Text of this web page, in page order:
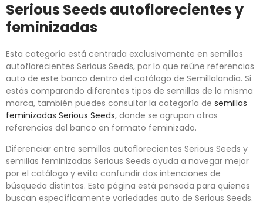
Serious Seeds autoflorecientes y
feminizadas
Esta categoría está centrada exclusivamente en semillas
autoflorecientes Serious Seeds, por lo que reúne referencias
auto de este banco dentro del catálogo de Semillalandia. Si
estás comparando diferentes tipos de semillas de la misma
marca, también puedes consultar la categoría de semillas
feminizadas Serious Seeds, donde se agrupan otras
referencias del banco en formato feminizado.
Diferenciar entre semillas autoflorecientes Serious Seeds y
semillas feminizadas Serious Seeds ayuda a navegar mejor
por el catálogo y evita confundir dos intenciones de
búsqueda distintas. Esta página está pensada para quienes
buscan específicamente variedades auto de Serious Seeds.